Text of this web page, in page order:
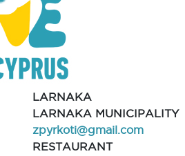
LARNAKA
LARNAKA MUNICIPALITY
zpyrkoti@gmail.com
RESTAURANT